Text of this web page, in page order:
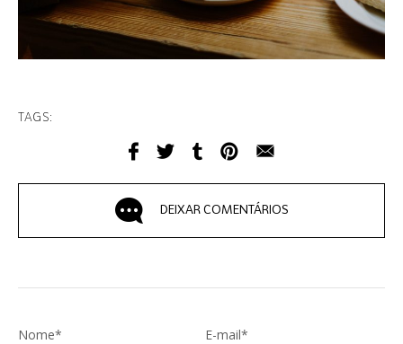
TAGS:
DEIXAR COMENTÁRIOS
Nome* E-mail*